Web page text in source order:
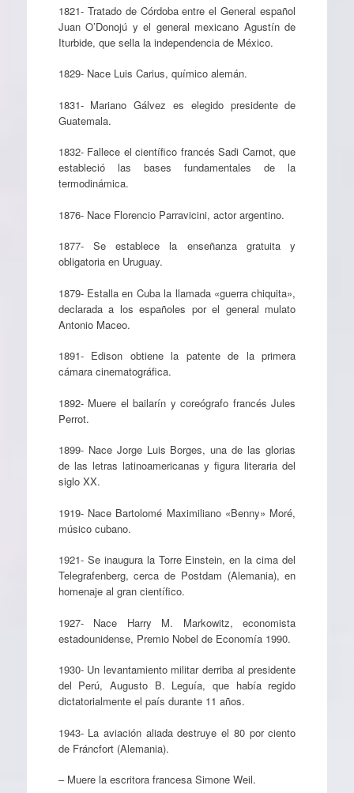
1821- Tratado de Córdoba entre el General español
Juan O’Donojú y el general mexicano Agustín de
Iturbide, que sella la independencia de México.
1829- Nace Luis Carius, químico alemán.
1831- Mariano Gálvez es elegido presidente de
Guatemala.
1832- Fallece el científico francés Sadi Carnot, que
estableció las bases fundamentales de la
termodinámica.
1876- Nace Florencio Parravicini, actor argentino.
1877- Se establece la enseñanza gratuita y
obligatoria en Uruguay.
1879- Estalla en Cuba la llamada «guerra chiquita»,
declarada a los españoles por el general mulato
Antonio Maceo.
1891- Edison obtiene la patente de la primera
cámara cinematográfica.
1892- Muere el bailarín y coreógrafo francés Jules
Perrot.
1899- Nace Jorge Luis Borges, una de las glorias
de las letras latinoamericanas y figura literaria del
siglo XX.
1919- Nace Bartolomé Maximiliano «Benny» Moré,
músico cubano.
1921- Se inaugura la Torre Einstein, en la cima del
Telegrafenberg, cerca de Postdam (Alemania), en
homenaje al gran científico.
1927- Nace Harry M. Markowitz, economista
estadounidense, Premio Nobel de Economía 1990.
1930- Un levantamiento militar derriba al presidente
del Perú, Augusto B. Leguía, que había regido
dictatorialmente el país durante 11 años.
1943- La aviación aliada destruye el 80 por ciento
de Fráncfort (Alemania).
– Muere la escritora francesa Simone Weil.